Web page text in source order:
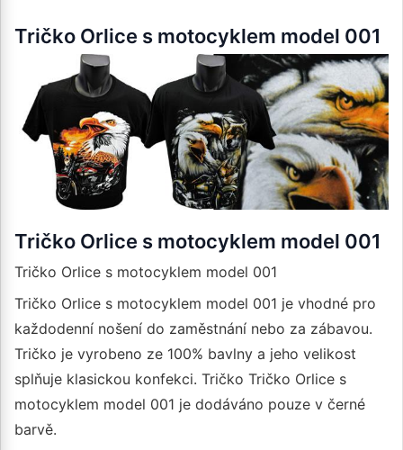
Tričko Orlice s motocyklem model 001
Tričko Orlice s motocyklem model 001
Tričko Orlice s motocyklem model 001
Tričko Orlice s motocyklem model 001 je vhodné pro
každodenní nošení do zaměstnání nebo za zábavou.
Tričko je vyrobeno ze 100% bavlny a jeho velikost
splňuje klasickou konfekci. Tričko Tričko Orlice s
motocyklem model 001 je dodáváno pouze v černé
barvě.